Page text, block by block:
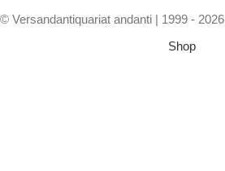
© Versandantiquariat andanti | 1999 - 2026
Shop